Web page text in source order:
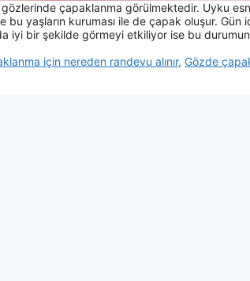
çapaklanma görülmektedir. Uyku
yaşların kuruması ile de çapak oluşur.
iyi bir şekilde görmeyi etkiliyor ise bu durumun
için nereden randevu alınır, Gözde